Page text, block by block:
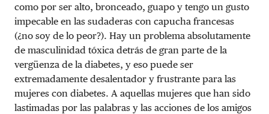
como por ser alto, bronceado, guapo y tengo un gusto
impecable en las sudaderas con capucha francesas
(¿no soy de lo peor?). Hay un problema absolutamente
de masculinidad tóxica detrás de gran parte de la
vergüenza de la diabetes, y eso puede ser
extremadamente desalentador y frustrante para las
mujeres con diabetes. A aquellas mujeres que han sido
lastimadas por las palabras y las acciones de los amigos